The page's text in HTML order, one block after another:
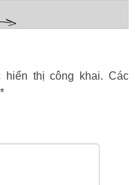
hiển thị công khai. Các
*